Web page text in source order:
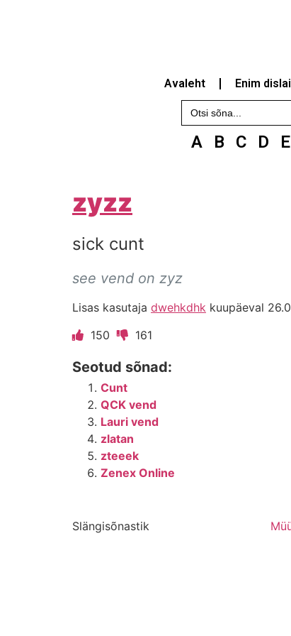
Avaleht Enim
Search
for:
A B C D E
zyzz
sick cunt
see vend on zyz
Lisas kasutaja dwehkdhk kuupäeval
150
161
Seotud sõnad:
Cunt
QCK vend
Lauri vend
zlatan
zteeek
Zenex Online
Slängisõnastik